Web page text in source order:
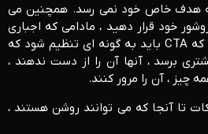
هدف خاص خود نمی رسد. همچنین می
خود قرار دهید ، مادامی که اجباری
به نظر نرسد. نکته این است که CTA باید به گونه ای تنظیم شود که
برسد ، آنها آن را از دست ندهند ،
چیز ، آن را مرور کنند.
تا آنجا که می توانند روشن هستند ،